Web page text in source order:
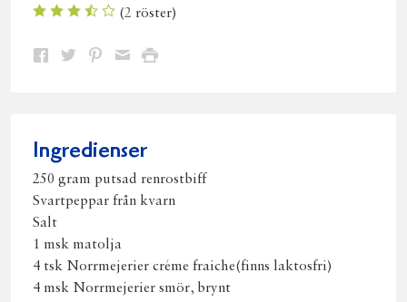
(2 röster)
Dela Dela Dela DelaSkriv
Ingredienser
250 gram putsad renrostbiff
Svartpeppar från kvarn
Salt
1 msk matolja
4 tsk Norrmejerier créme fraiche(finns laktosfri)
4 msk Norrmejerier smör, brynt